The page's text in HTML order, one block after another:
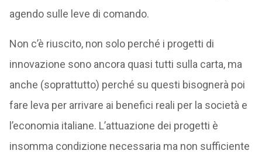
agendo sulle leve di comando.
Non c’è riuscito, non solo perché i progetti di
innovazione sono ancora quasi tutti sulla carta, ma
anche (soprattutto) perché su questi bisognerà poi
fare leva per arrivare ai benefici reali per la società e
l’economia italiane. L’attuazione dei progetti è
insomma condizione necessaria ma non sufficiente